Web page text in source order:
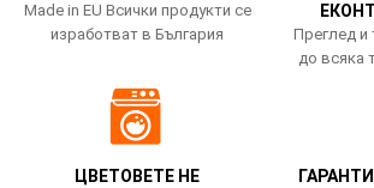
Made in EU Всички продукти се
изработват в България
Преглед и
до всяка
ЦВЕТОВЕТЕ НЕ